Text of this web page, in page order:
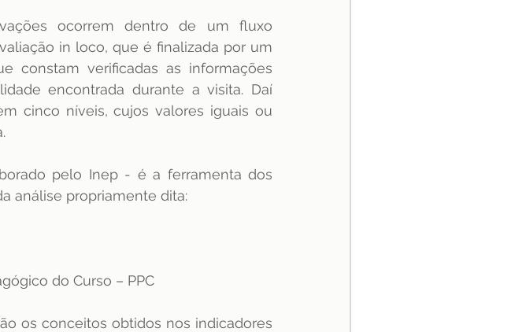
ocorrem dentro de um fluxo
in loco, que é finalizada por um
constam verificadas as informações
encontrada durante a visita. Daí
cinco níveis, cujos valores iguais ou
pelo Inep - é a ferramenta dos
análise propriamente dita:
do Curso – PPC
os conceitos obtidos nos indicadores